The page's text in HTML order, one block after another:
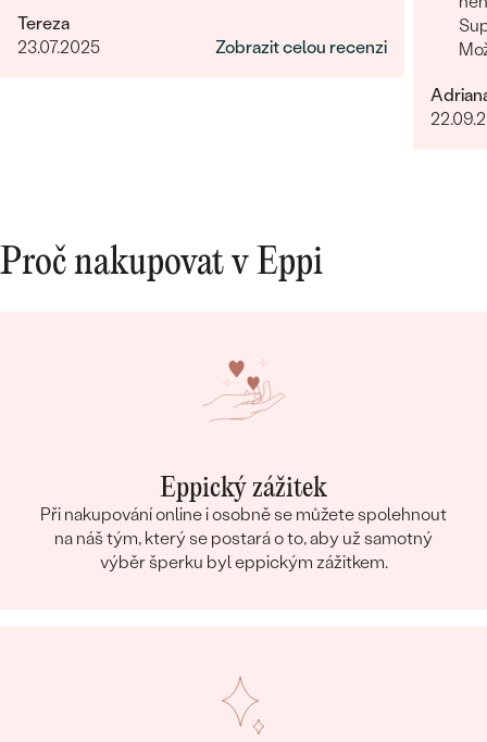
Tereza
23.07.2025
Zobrazit celou recenzi
Proč nakupovat v Eppi
Eppický zážitek
Při nakupování online i osobně se můžete spolehnout
na náš tým, který se postará o to, aby už samotný
výběr šperku byl eppickým zážitkem.